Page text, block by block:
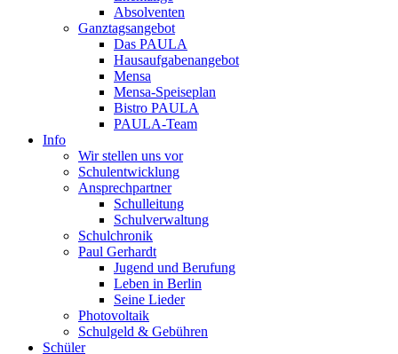
Absolventen
Ganztagsangebot
Das PAULA
Hausaufgabenangebot
Mensa
Mensa-Speiseplan
Bistro PAULA
PAULA-Team
Info
Wir stellen uns vor
Schulentwicklung
Ansprechpartner
Schulleitung
Schulverwaltung
Schulchronik
Paul Gerhardt
Jugend und Berufung
Leben in Berlin
Seine Lieder
Photovoltaik
Schulgeld & Gebühren
Schüler